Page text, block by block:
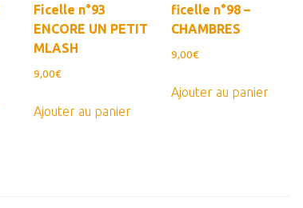
Ficelle n°93
ENCORE UN PETIT
MLASH
9,00€
Ajouter au panier
ficelle n°98 –
CHAMBRES
9,00€
Ajouter au panier